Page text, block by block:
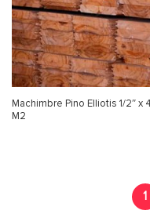
Machimbre Pino Elliotis 1/2″ x 4″ x
M2
1